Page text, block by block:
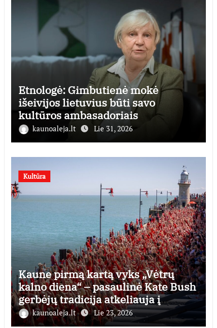
Etnologė: Gimbutienė mokė
išeivijos lietuvius būti savo
kultūros ambasadoriais
kaunoaleja.lt Lie 31, 2026
Kultūra
Kaune pirmą kartą vyks „Vėtrų
kalno diena“ – pasaulinė Kate Bush
gerbėjų tradicija atkeliauja į
Lietuvą
kaunoaleja.lt Lie 23, 2026